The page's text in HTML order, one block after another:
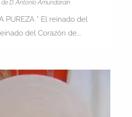
de D. Antonio Amundarain
PUREZA * El reinado del
del Corazón de...